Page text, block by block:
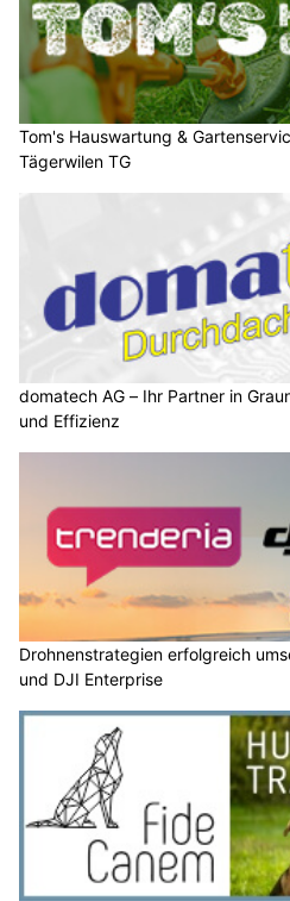
Tom's Hauswartung &
Tägerwilen TG
domatech AG – Ihr Partner in
und Effizienz
Drohnenstrategien erfolgreich
und DJI Enterprise